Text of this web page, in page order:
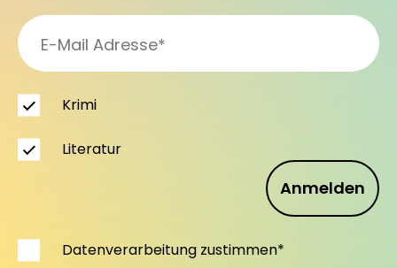
Anmelden
Krimi
Literatur
Datenverarbeitung zustimmen*